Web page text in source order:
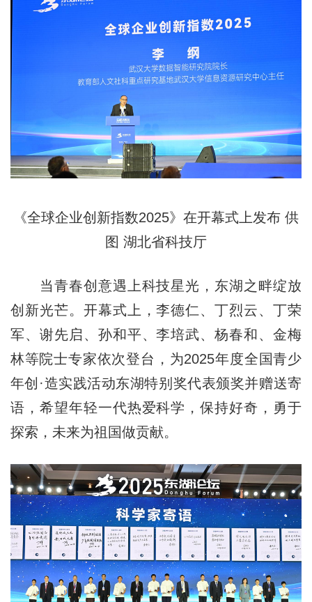
《全球企业创新指数2025》在开幕式上发布 供
图 湖北省科技厅
当青春创意遇上科技星光，东湖之畔绽放
创新光芒。开幕式上，李德仁、丁烈云、丁荣
军、谢先启、孙和平、李培武、杨春和、金梅
林等院士专家依次登台，为2025年度全国青少
年创·造实践活动东湖特别奖代表颁奖并赠送寄
语，希望年轻一代热爱科学，保持好奇，勇于
探索，未来为祖国做贡献。